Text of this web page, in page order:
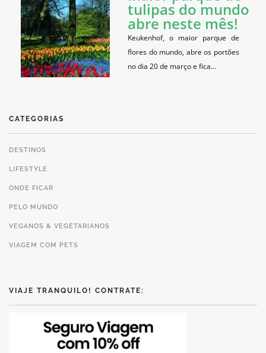
tulipas do mundo
abre neste mês!
Keukenhof, o maior parque de
flores do mundo, abre os portões
no dia 20 de março e fica…
CATEGORIAS
DESTINOS
LIFESTYLE
ONDE FICAR
PELO MUNDO
VEGANOS & VEGETARIANOS
VIAGEM COM PETS
VIAJE TRANQUILO! CONTRATE: